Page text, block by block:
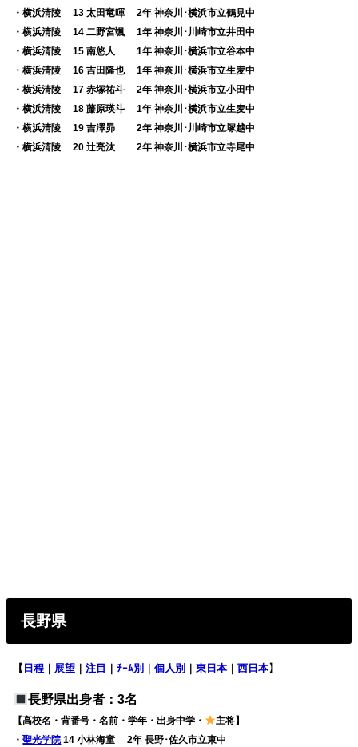
・横浜清陵 13 太田竜暉 2年 神奈川･横浜市立鶴見中
・横浜清陵 14 二野宮颯 1年 神奈川･川崎市立井田中
・横浜清陵 15 南悠人 1年 神奈川･横浜市立谷本中
・横浜清陵 16 吉田隆也 1年 神奈川･横浜市立生麦中
・横浜清陵 17 赤塚祐斗 2年 神奈川･横浜市立小田中
・横浜清陵 18 藤原瑛斗 1年 神奈川･横浜市立生麦中
・横浜清陵 19 吉澤昴 2年 神奈川･川崎市立塚越中
・横浜清陵 20 辻亮汰 2年 神奈川･横浜市立寺尾中
長野県
【 日程 ｜ 展望 ｜注目 ｜ﾁｰﾑ別 ｜個人別 ｜東日本 ｜西日本】
長野県出身者：3名
【高校名・背番号・名前・学年・出身中学・
主将】
・聖光学院 14 小林海童 2年 長野･佐久市立東中